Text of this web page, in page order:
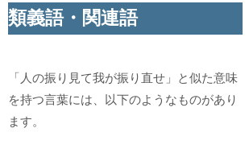
類義語・関連語
「人の振り見て我が振り直せ」と似た意味
を持つ言葉には、以下のようなものがあり
ます。